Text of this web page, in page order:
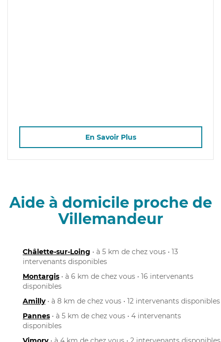
En Savoir Plus
Aide à domicile proche de
Villemandeur
Châlette-sur-Loing • à 5 km de chez vous • 13
intervenants disponibles
Montargis • à 6 km de chez vous • 16 intervenants
disponibles
Amilly• à 8 km de chez vous • 12 intervenants disponibles
Pannes • à 5 km de chez vous • 4 intervenants
disponibles